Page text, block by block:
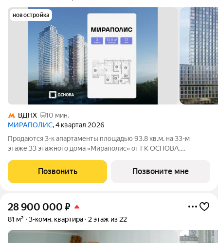
новостройка
ВДНХ
10 мин.
МИРАПОЛИС, 4 квартал 2026
Продаются 3-к апартаменты площадью 93.8 кв.м. на 33-м
этаже 33 этажного дома «Мираполис» от ГК ОСНОВА.
всё для работы, отдыха и жизни. Проект состоит из четырех
башен с авторскими стеклянными
Позвонить Позвоните мне
28 900 000 ₽
81 м² 3-комн. квартира 2 этаж из 22